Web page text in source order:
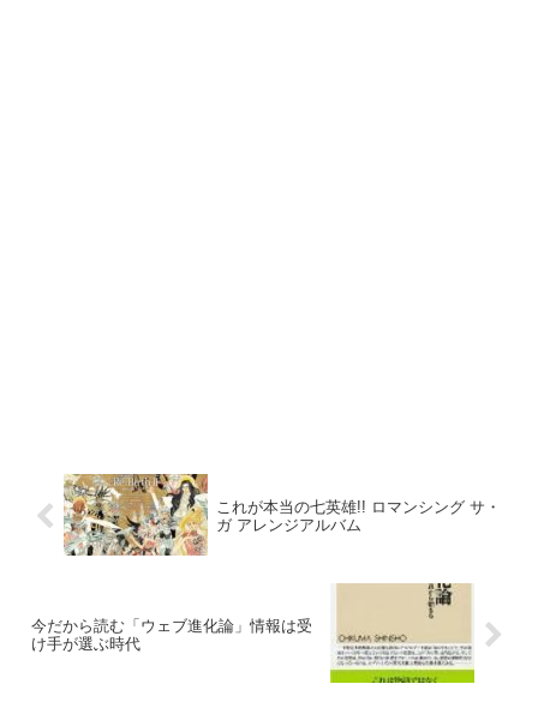
これが本当の七英雄!! ロマンシング サ・
ガ アレンジアルバム
今だから読む「ウェブ進化論」情報は受
け手が選ぶ時代